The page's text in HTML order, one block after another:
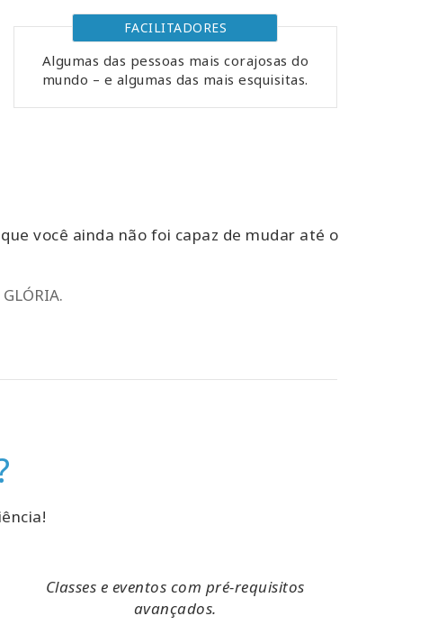
FACILITADORES
Algumas das pessoas mais corajosas do
mundo – e algumas das mais esquisitas.
você ainda não foi capaz de mudar até o
Classes e eventos com pré-requisitos
avançados.